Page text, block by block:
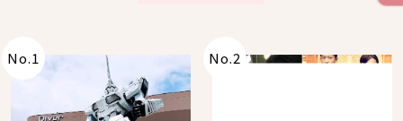
No.1 No.2